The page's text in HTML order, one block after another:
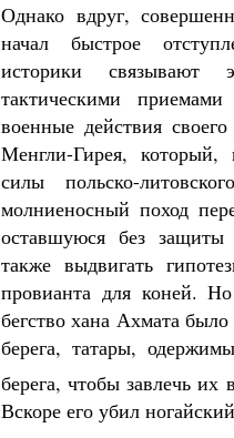
Однако вдруг,
начал быстрое
историки
тактическими
военные действия
Менгли-Гирея,
силы польско-
молниеносный поход
оставшуюся без
также выдвигать
провианта для коней.
бегство хана Ахмата
берега, татары,
берега, чтобы завлечь их
Вскоре его убил